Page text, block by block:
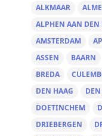
ALKMAAR
ALPHEN AAN DEN
AMSTERDAM
ASSEN
BAARN
BREDA
DEN HAAG
DOETINCHEM
DRIEBERGEN